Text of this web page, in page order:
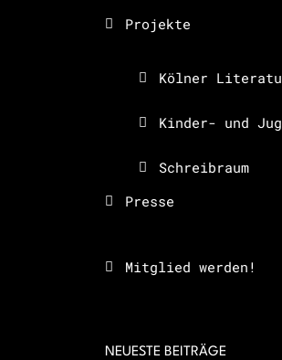
Projekte
Kölner
Kinder- und
Schreibraum
Presse
Mitglied werden!
NEUESTE BEITRÄGE